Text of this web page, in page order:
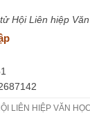
Hội Liên hiệp
LIÊN HIỆP VĂN